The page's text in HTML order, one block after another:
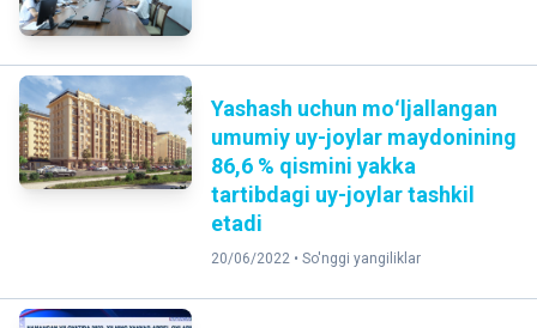
Yashash uchun moʻljallangan
umumiy uy-joylar maydonining
86,6 % qismini yakka
tartibdagi uy-joylar tashkil
etadi
20/06/2022 • So'nggi yangiliklar